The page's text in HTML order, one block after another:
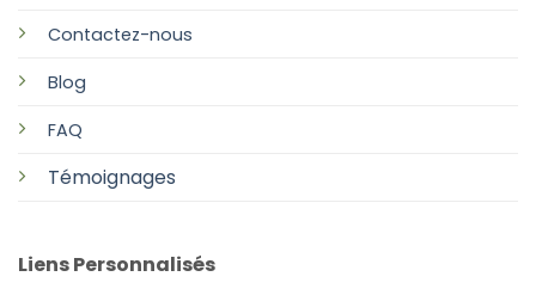
Contactez-nous
Blog
FAQ
Témoignages
Liens Personnalisés